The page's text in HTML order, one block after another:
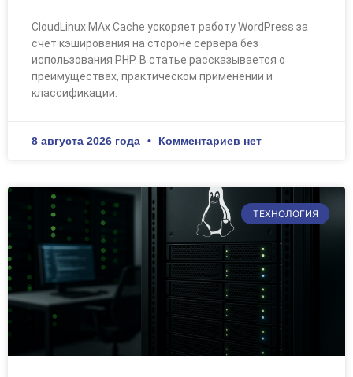
CloudLinux MAx Cache ускоряет работу WordPress за
счет кэширования на стороне сервера без
использования PHP. В статье рассказывается о
преимуществах, практическом применении и
классификации.
8 августа 2026 года Комментариев нет
ТЕХНОЛОГИЯ